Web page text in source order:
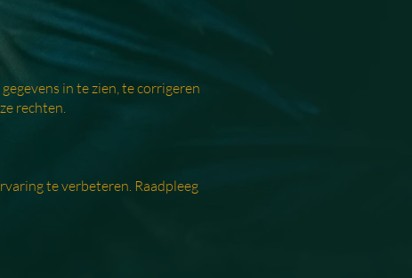
in te zien, te corrigeren
rechten.
te verbeteren. Raadpleeg